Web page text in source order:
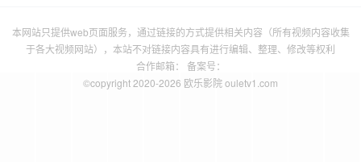
本网站只提供web页面服务，通过链接的方式提供相关内容（所有视频内容收集
于各大视频网站），本站不对链接内容具有进行编辑、整理、修改等权利
合作邮箱： 备案号：
©copyright 2020-2026 欧乐影院 ouletv1.com